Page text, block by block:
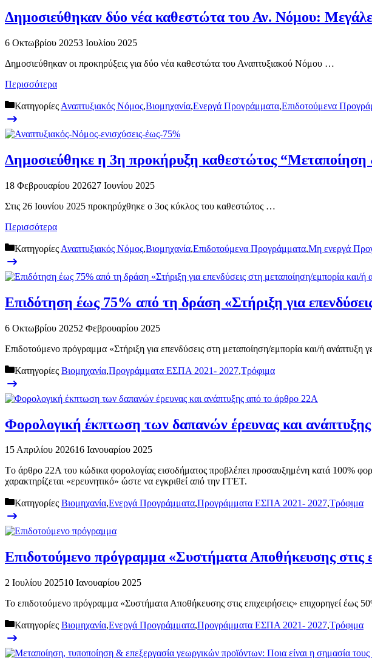
Δημοσιεύθηκαν δύο νέα καθεστώτα του Αν. Νόμου:
6 Οκτωβρίου 20253 Ιουλίου 2025
Δημοσιεύθηκαν οι προκηρύξεις για δύο νέα καθεστώτα του Αναπτυξιακού Νόμου …
Περισσότερα
Κατηγορίες Αναπτυξιακός Νόμος,Βιομηχανία,Ενεργά Προγράμματα,Επιδοτούμενα
Δημοσιεύθηκε η 3η προκήρυξη καθεστώτος
18 Φεβρουαρίου 202627 Ιουνίου 2025
Στις 26 Ιουνίου 2025 προκηρύχθηκε ο 3ος κύκλος του καθεστώτος …
Περισσότερα
Κατηγορίες Αναπτυξιακός Νόμος,Βιομηχανία,Επιδοτούμενα Προγράμματα,Μη ενεργά
Επιδότηση έως 75% από τη δράση «Στήριξη για
6 Οκτωβρίου 20252 Φεβρουαρίου 2025
Επιδοτούμενο πρόγραμμα «Στήριξη για επενδύσεις στη μεταποίηση/εμπορία και/ή ανάπτυξη
Κατηγορίες Βιομηχανία,Προγράμματα ΕΣΠΑ 2021- 2027,Τρόφιμα
Φορολογική έκπτωση των δαπανών έρευνας και
15 Απριλίου 202616 Ιανουαρίου 2025
Tο άρθρο 22Α του κώδικα φορολογίας εισοδήματος προβλέπει προσαυξημένη κατά 100%
χαρακτηρίζεται «ερευνητικό» ώστε να εγκριθεί από την ΓΓΕΤ.
Κατηγορίες Βιομηχανία,Ενεργά Προγράμματα,Προγράμματα ΕΣΠΑ 2021- 2027,Τρόφιμα
Επιδοτούμενο πρόγραμμα «Συστήματα Αποθήκευσης στις
2 Ιουλίου 202510 Ιανουαρίου 2025
Το επιδοτούμενο πρόγραμμα «Συστήματα Αποθήκευσης στις επιχειρήσεις» επιχορηγεί έως
Κατηγορίες Βιομηχανία,Ενεργά Προγράμματα,Προγράμματα ΕΣΠΑ 2021- 2027,Τρόφιμα